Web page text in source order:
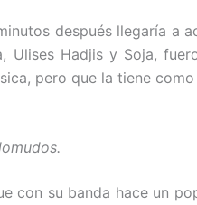
después llegaría a
Ulises Hadjis y Soja,
pero que la tiene
con su banda hace un